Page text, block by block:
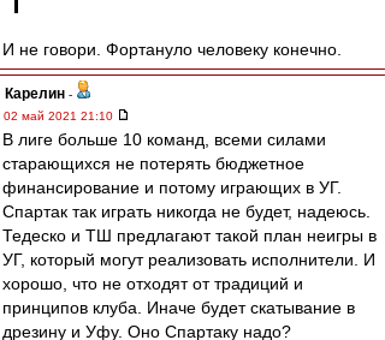
И не говори. Фортануло человеку конечно.
Карелин -
02 май 2021 21:10
В лиге больше 10 команд, всеми силами
старающихся не потерять бюджетное
финансирование и потому играющих в УГ.
Спартак так играть никогда не будет, надеюсь.
Тедеско и ТШ предлагают такой план неигры в
УГ, который могут реализовать исполнители. И
хорошо, что не отходят от традиций и
принципов клуба. Иначе будет скатывание в
дрезину и Уфу. Оно Спартаку надо?